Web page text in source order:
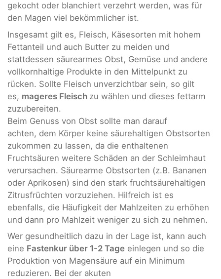
gekocht oder blanchiert verzehrt werden, was für
den Magen viel bekömmlicher ist.
Insgesamt gilt es, Fleisch, Käsesorten mit hohem
Fettanteil und auch Butter zu meiden und
stattdessen säurearmes Obst, Gemüse und andere
vollkornhaltige Produkte in den Mittelpunkt zu
rücken. Sollte Fleisch unverzichtbar sein, so gilt
es, mageres Fleisch zu wählen und dieses fettarm
zuzubereiten.
Beim Genuss von Obst sollte man darauf
achten, dem Körper keine säurehaltigen Obstsorten
zukommen zu lassen, da die enthaltenen
Fruchtsäuren weitere Schäden an der Schleimhaut
verursachen. Säurearme Obstsorten (z.B. Bananen
oder Aprikosen) sind den stark fruchtsäurehaltigen
Zitrusfrüchten vorzuziehen. Hilfreich ist es
ebenfalls, die Häufigkeit der Mahlzeiten zu erhöhen
und dann pro Mahlzeit weniger zu sich zu nehmen.
Wer gesundheitlich dazu in der Lage ist, kann auch
eine Fastenkur über 1-2 Tage einlegen und so die
Produktion von Magensäure auf ein Minimum
reduzieren. Bei der akuten